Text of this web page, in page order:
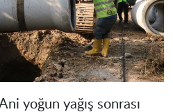
yoğun yağış sonrası